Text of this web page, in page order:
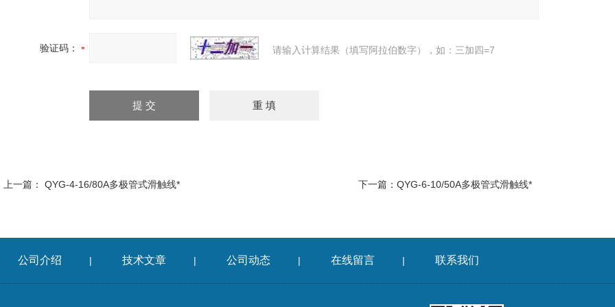
验证码： 请输入计算结果（填写阿拉伯数字），如：三加四=7
上一篇： QYG-4-16/80A多极管式滑触线* 下一篇： QYG-6-10/50A多极管式滑触线*
公司介绍 | 技术文章 | 公司动态 | 在线留言 | 联系我们